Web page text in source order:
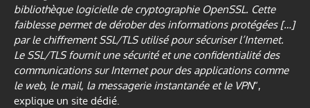
bibliothèque logicielle de cryptographie OpenSSL. Cette
faiblesse permet de dérober des informations protégées […]
par le chiffrement SSL/TLS utilisé pour sécuriser l’Internet.
Le SSL/TLS fournit une sécurité et une confidentialité des
communications sur Internet pour des applications comme
le web, le mail, la messagerie instantanée et le VPN“,
explique un site dédié.